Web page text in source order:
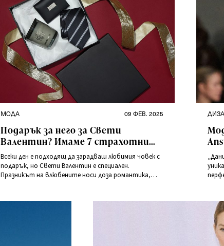
МОДА
на
09 ФЕВ. 2025
Подарък за него за Свети
Валентин? Имаме 7 страхотни
идеи!
Всеки ден е подходящ да зарадваш любимия човек с
подарък, но Свети Валентин е специален.
Празникът на влюбените носи доза романтика,
правилното място си! Виж нашите идеи, които ще
2025.